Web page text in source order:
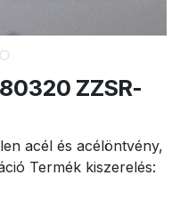
ZZSR-
acél és acélöntvény,
Termék kiszerelés: